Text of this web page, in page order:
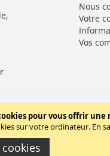
pour vous offrir
sur votre ordinateur. En
Nous
Votre
Vos
générales de vente